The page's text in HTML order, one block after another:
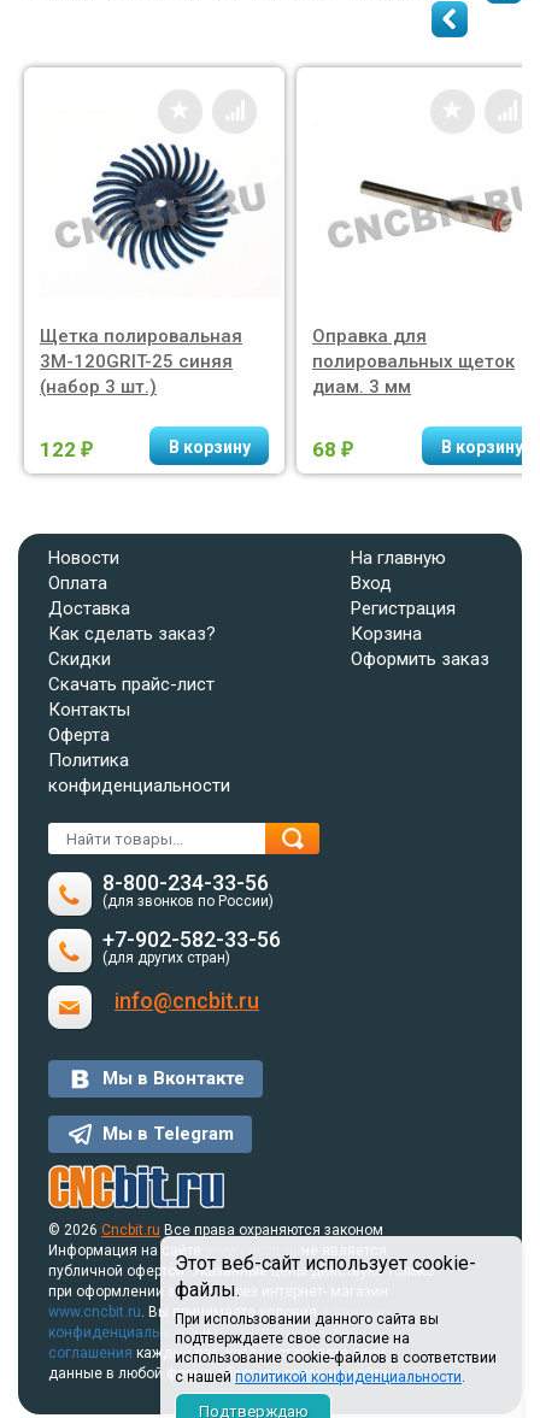
Этот веб-сайт использует cookie-
файлы.
При использовании данного сайта вы
подтверждаете свое согласие на
использование cookie-файлов в соответствии
с нашей политикой конфиденциальности.
Подтверждаю
Щетка полировальная
3M-120GRIT-25 синяя
(набор 3 шт.)
122 ₽
Оправка для
полировальных щеток
диам. 3 мм
68 ₽
Новости
Оплата
Доставка
Как сделать заказ?
Скидки
Скачать прайс-лист
Контакты
Оферта
Политика
конфиденциальности
На главную
Вход
Регистрация
Корзина
Оформить заказ
8-800-234-33-56
(для звонков по России)
+7-902-582-33-56
(для других стран)
info@cncbit.ru
Мы в Вконтакте
Мы в Telegram
© 2026 Cncbit.ru Все права охраняются законом
Информация на сайте
www.cncbit.ru
публичной офертой. Указанные цены действуют только
при оформлении заказа через интернет- магазин
www.cncbit.ru. Вы принимаете условияполитики
конфиденциальностиипользовательского
соглашения каждый раз, когда оставляете свои
данные в любой форме обратной связи на сайте.